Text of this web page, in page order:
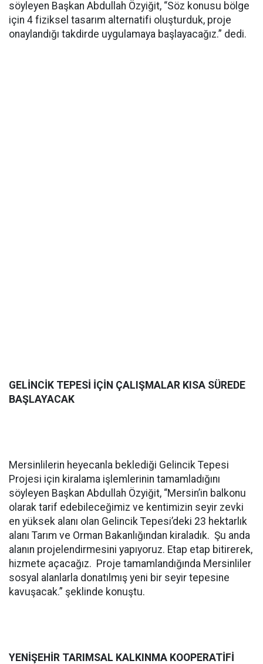
söyleyen Başkan Abdullah Özyiğit, “Söz konusu bölge
için 4 fiziksel tasarım alternatifi oluşturduk, proje
onaylandığı takdirde uygulamaya başlayacağız.” dedi.
GELİNCİK TEPESİ İÇİN ÇALIŞMALAR KISA SÜREDE
BAŞLAYACAK
Mersinlilerin heyecanla beklediği Gelincik Tepesi
Projesi için kiralama işlemlerinin tamamladığını
söyleyen Başkan Abdullah Özyiğit, “Mersin’in balkonu
olarak tarif edebileceğimiz ve kentimizin seyir zevki
en yüksek alanı olan Gelincik Tepesi’deki 23 hektarlık
alanı Tarım ve Orman Bakanlığından kiraladık. Şu anda
alanın projelendirmesini yapıyoruz. Etap etap bitirerek,
hizmete açacağız. Proje tamamlandığında Mersinliler
sosyal alanlarla donatılmış yeni bir seyir tepesine
kavuşacak.” şeklinde konuştu.
YENİŞEHİR TARIMSAL KALKINMA KOOPERATİFİ